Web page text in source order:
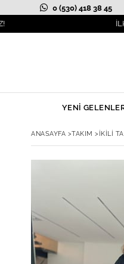
0 (530) 418 38 45
İLKBAHAR
YENİ
ANASAYFA >TAKIM > İKİLİ